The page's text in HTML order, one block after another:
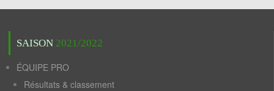
SAISON 2021/2022
ÉQUIPE PRO
Résultats & classement